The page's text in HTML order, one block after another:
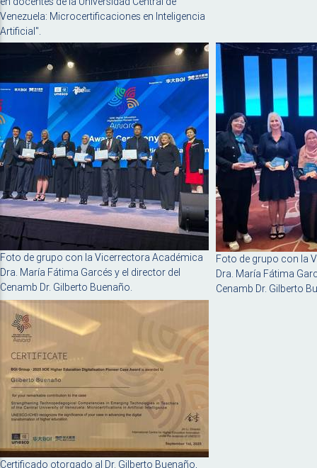
Venezuela: Microcertificaciones en Inteligencia
Artificial".
Foto de grupo con la Vicerrectora Académica
Dra. María Fátima Garcés y el director del
Cenamb Dr. Gilberto Buenaño.
Foto de grupo con la
Dra. María Fátima
Cenamb Dr. Gilberto
Certificado otorgado al Dr. Gilberto Buenaño,